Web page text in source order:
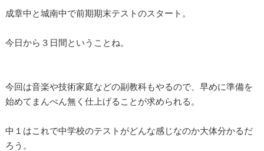
成章中と城南中で前期期末テストのスタート。
今日から３日間ということね。
今回は音楽や技術家庭などの副教科もやるので、早めに準備を
始めてまんべん無く仕上げることが求められる。
中１はこれで中学校のテストがどんな感じなのか大体分かるだ
ろう。